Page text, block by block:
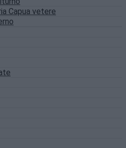
Capua vetere